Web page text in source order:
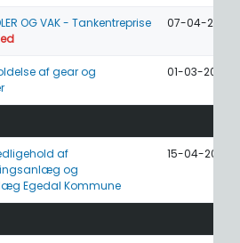
OG VAK - Tankentreprise
07-04-2026
af gear og
01-03-2026
af
og
Egedal Kommune
15-04-2026